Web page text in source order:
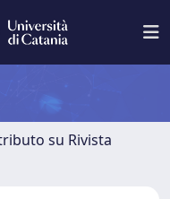
su Rivista